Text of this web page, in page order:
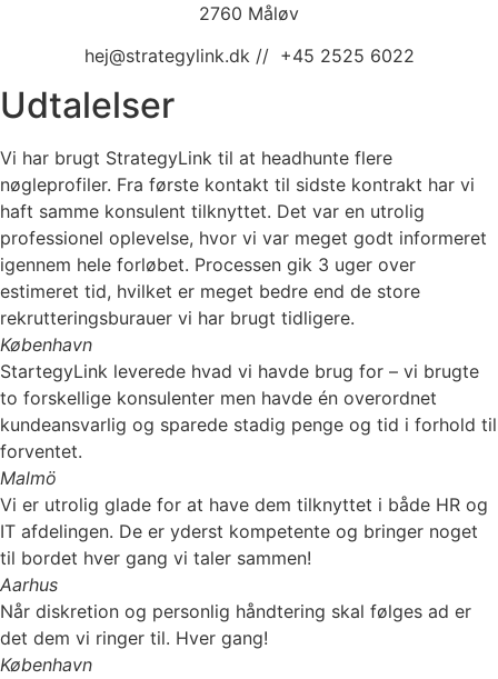
2760 Måløv
hej@strategylink.dk // +45 2525 6022
Udtalelser
Vi har brugt StrategyLink til at headhunte flere
nøgleprofiler. Fra første kontakt til sidste kontrakt har vi
haft samme konsulent tilknyttet. Det var en utrolig
professionel oplevelse, hvor vi var meget godt informeret
igennem hele forløbet. Processen gik 3 uger over
estimeret tid, hvilket er meget bedre end de store
rekrutteringsburauer vi har brugt tidligere.
København
StartegyLink leverede hvad vi havde brug for – vi brugte
to forskellige konsulenter men havde én overordnet
kundeansvarlig og sparede stadig penge og tid i forhold til
forventet.
Malmö
Vi er utrolig glade for at have dem tilknyttet i både HR og
IT afdelingen. De er yderst kompetente og bringer noget
til bordet hver gang vi taler sammen!
Aarhus
Når diskretion og personlig håndtering skal følges ad er
det dem vi ringer til. Hver gang!
København